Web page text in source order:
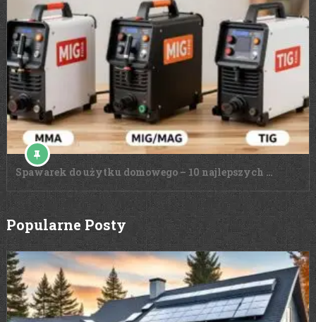
Spawarek do użytku domowego – 10 najlepszych …
Popularne Posty